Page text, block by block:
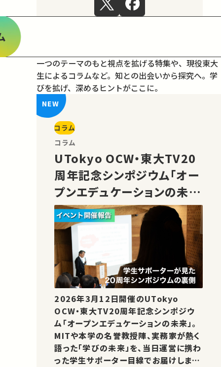
一つのテーマのもと視点を拡げる特集や、現役東大
生によるコラムなど。 知との出会いから探究へ。学
びを拡げ、深めるヒントがここに。
コラム
コラム
UTokyo OCW・東大TV20
周年記念シンポジウム「オー
プンエデュケーションの未
来」の様子をご紹介！
2026年3月12日開催のUTokyo
OCW・東大TV20周年記念シンポジウ
ム「オープンエデュケーションの未来」。
MITや本学の名誉教授陣、実務家が熱く
語った「学びの未来」を、当日運営に携わ
った学生サポーター目線でお届けしま